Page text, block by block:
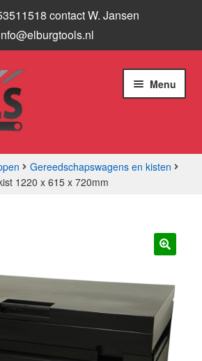
contact W. Jansen
Menu
Gereedschapswagens en kisten
1220 x 615 x 720mm